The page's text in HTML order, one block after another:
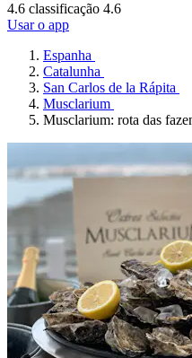
4.6 classificação 4.6
Usar o app
Espanha
Catalunha
San Carlos de la Rápita
Musclarium
Musclarium: rota das